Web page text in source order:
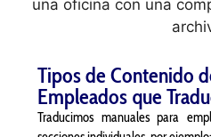
Tipos de Contenido
Empleados que
Traducimos manuales para